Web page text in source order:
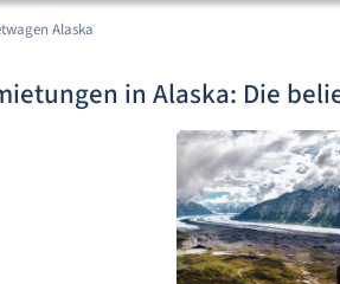
Alaska
in Alaska: Die